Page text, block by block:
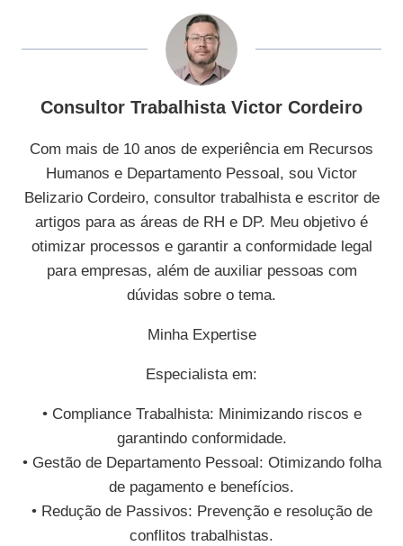
Consultor Trabalhista Victor Cordeiro
Com mais de 10 anos de experiência em Recursos
Humanos e Departamento Pessoal, sou Victor
Belizario Cordeiro, consultor trabalhista e escritor de
artigos para as áreas de RH e DP. Meu objetivo é
otimizar processos e garantir a conformidade legal
para empresas, além de auxiliar pessoas com
dúvidas sobre o tema.
Minha Expertise
Especialista em:
• Compliance Trabalhista: Minimizando riscos e
garantindo conformidade.
• Gestão de Departamento Pessoal: Otimizando folha
de pagamento e benefícios.
• Redução de Passivos: Prevenção e resolução de
conflitos trabalhistas.